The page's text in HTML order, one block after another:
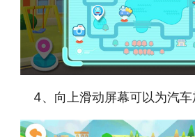
4、向上滑动屏幕可以为汽车